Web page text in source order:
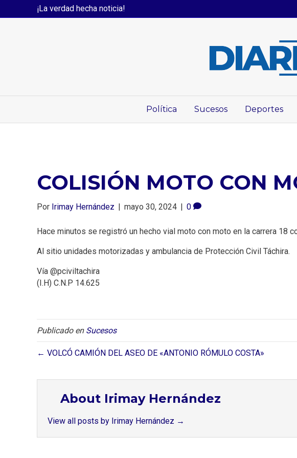
¡La verdad hecha noticia!
Política Sucesos Deportes
COLISIÓN MOTO CON
Por Irimay Hernández | mayo 30, 2024 | 0
Hace minutos se registró un hecho vial moto con moto en la carrera 18
Al sitio unidades motorizadas y ambulancia de Protección Civil Táchira.
Vía @pciviltachira
(I.H) C.N.P 14.625
Publicado en Sucesos
← VOLCÓ CAMIÓN DEL ASEO DE «ANTONIO RÓMULO COSTA»
About Irimay Hernández
View all posts by Irimay Hernández →